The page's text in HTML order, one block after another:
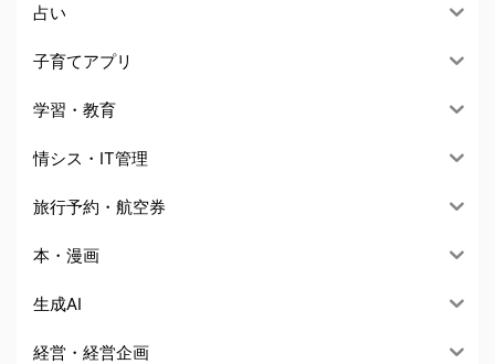
占い
子育てアプリ
学習・教育
情シス・IT管理
旅行予約・航空券
本・漫画
生成AI
経営・経営企画